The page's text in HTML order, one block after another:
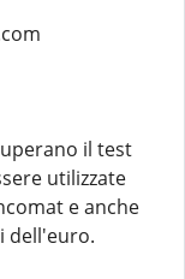
il test
utilizzate
e anche
dell'euro.